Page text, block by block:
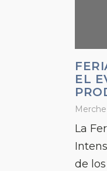
EL
Merche
La
de